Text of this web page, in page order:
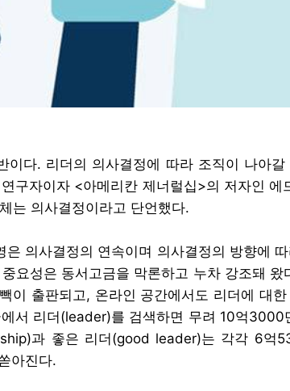
이다. 리더의 의사결정에 따라 조직이 나아
구자이자 <아메리칸 제너럴십>의 저자인 에
는 의사결정이라고 단언했다.
은 의사결정의 연속이며 의사결정의 방향에
요성은 동서고금을 막론하고 누차 강조돼 왔
이 출판되고, 온라인 공간에서도 리더에 대
서 리더(leader)를 검색하면 무려 10억3000
과 좋은 리더(good leader)는 각각 6억
아진다.